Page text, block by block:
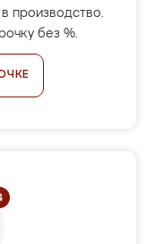
производство.
без %.